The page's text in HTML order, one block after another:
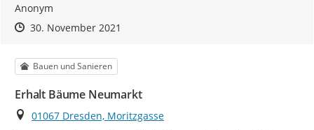
Anonym
Zeitpunkt des Erstellens
Zeitpunkt des Erstellens
30. November 2021
Kategorie
Bauen und Sanieren
Erhalt Bäume Neumarkt
Ort
01067 Dresden, Moritzgasse